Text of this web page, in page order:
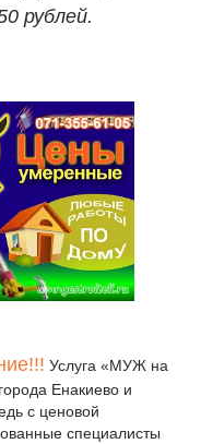
рублей.
Услуга «МУЖ на
Енакиево и
с ценовой
специалисты